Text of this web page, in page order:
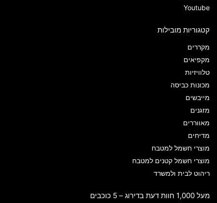
Youtube
קטגוריות מובילות
מקררים
מקפיאים
טלוויזיות
מכונות כביסה
מייבשים
מזגנים
מאווררים
מדיחים
מוצרי חשמל למטבח
מוצרי חשמל קטנים למטבח
ריהוט לבית ולמשרד
מעל 1,000 חוות דעת בדירוג – 5 כוכבים